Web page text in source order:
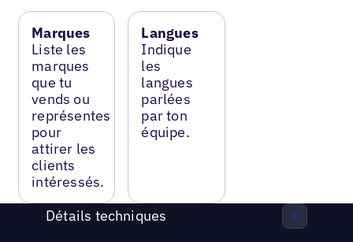
Marques
Liste les
marques
que tu
vends ou
représentes
pour
attirer les
clients
intéressés.
Langues
Indique
les
langues
parlées
par ton
équipe.
Détails techniques